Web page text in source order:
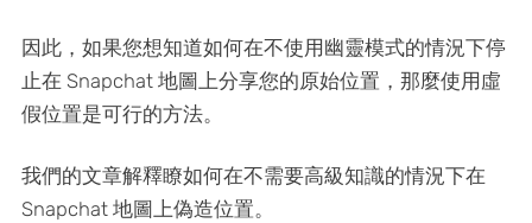
因此，如果您想知道如何在不使用幽靈模式的情況下停
止在 Snapchat 地圖上分享您的原始位置，那麼使用虛
假位置是可行的方法。
我們的文章解釋瞭如何在不需要高級知識的情況下在
Snapchat 地圖上偽造位置。